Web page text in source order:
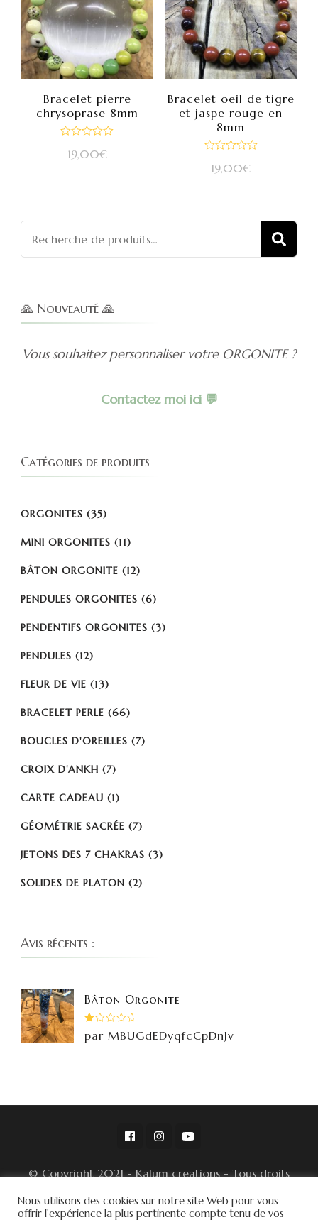
Bracelet pierre
chrysoprase 8mm
19,00€
Bracelet oeil de tigre
et jaspe rouge en
8mm
19,00€
pour :
🙏 Nouveauté 🙏
Vous souhaitez personnaliser votre ORGONITE ?
Contactez moi ici 💬
Catégories de produits
ORGONITES (35)
MINI ORGONITES (11)
BÂTON ORGONITE (12)
PENDULES ORGONITES (6)
PENDENTIFS ORGONITES (3)
PENDULES (12)
FLEUR DE VIE (13)
BRACELET PERLE (66)
BOUCLES D'OREILLES (7)
CROIX D'ANKH (7)
CARTE CADEAU (1)
GÉOMÉTRIE SACRÉE (7)
JETONS DES 7 CHAKRAS (3)
SOLIDES DE PLATON (2)
Avis récents :
Bâton Orgonite
1
par MBUGdEDyqfcCpDnJv
© Copyright 2021 - Kalum creations - Tous droits
© Conditions Générales de Ventes
Nous utilisons des cookies sur notre site Web pour vous
offrir l'expérience la plus pertinente compte tenu de vos